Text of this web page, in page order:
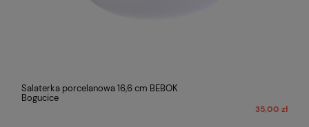
Salaterka porcelanowa 16,6 cm BEBOK
Bogucice
35,00 zł